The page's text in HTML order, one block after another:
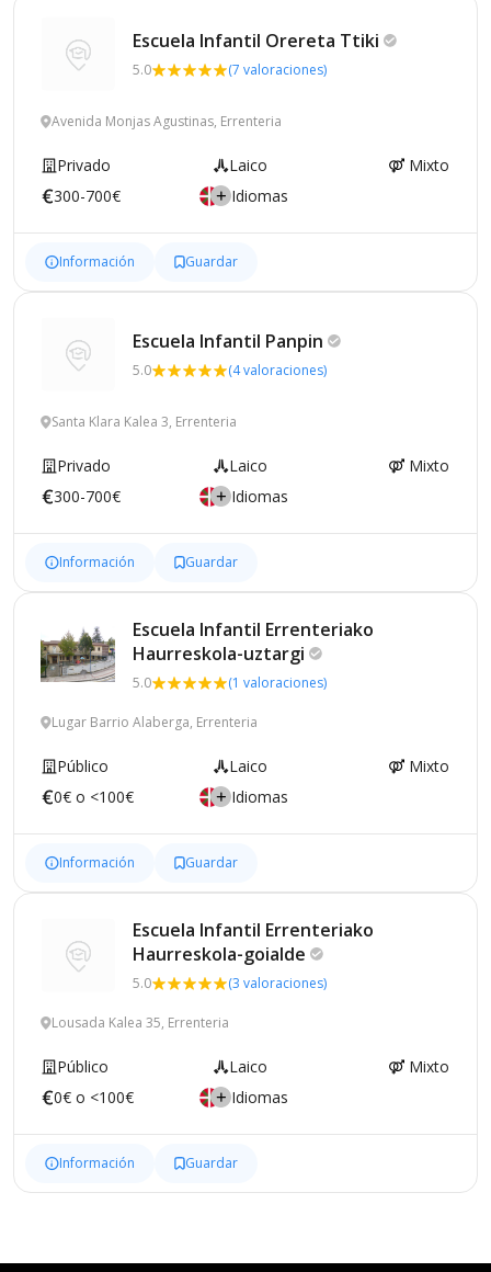
Escuela Infantil Orereta Ttiki
5.0 (7 valoraciones)
Avenida Monjas Agustinas, Errenteria
Privado Laico
Mixto
300-700€
Idiomas
Información Guardar
Escuela Infantil Panpin
5.0 (4 valoraciones)
Santa Klara Kalea 3, Errenteria
Privado Laico
Mixto
300-700€
Idiomas
Información Guardar
Escuela Infantil Errenteriako
Haurreskola-uztargi
5.0 (1 valoraciones)
Lugar Barrio Alaberga, Errenteria
Público Laico
Mixto
0€ o <100€
Idiomas
Información Guardar
Escuela Infantil Errenteriako
Haurreskola-goialde
5.0 (3 valoraciones)
Lousada Kalea 35, Errenteria
Público Laico
Mixto
0€ o <100€
Idiomas
Información Guardar